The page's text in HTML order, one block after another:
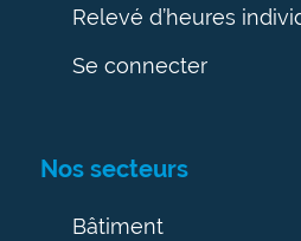
Relevé d’heures
Se connecter
Nos secteurs
Bâtiment